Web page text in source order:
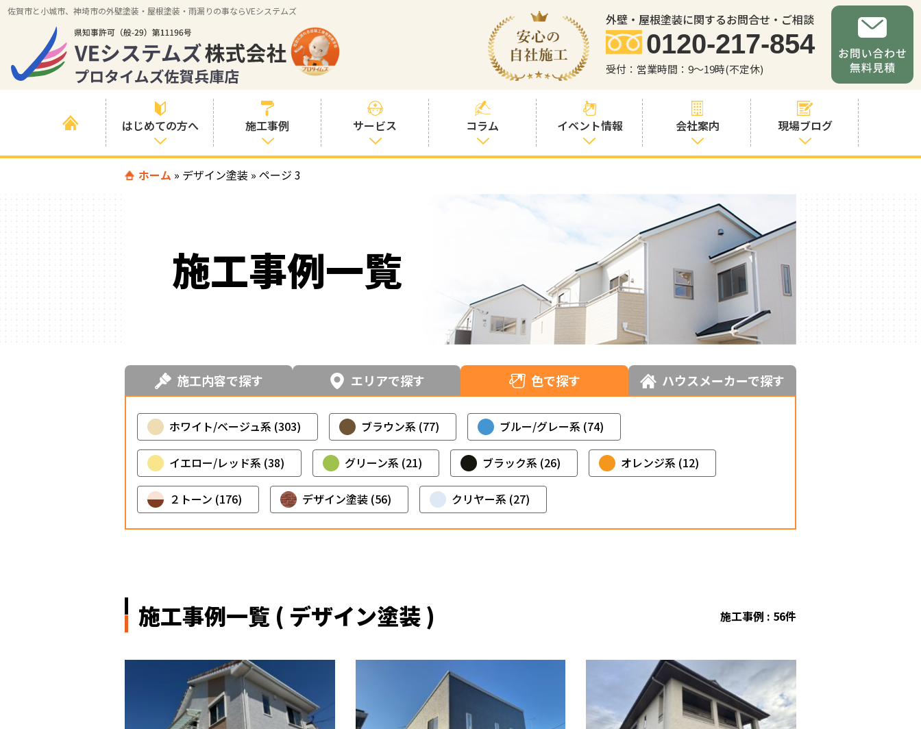
佐賀市と小城市、神埼市の外壁塗装・屋根塗装・雨漏りの事ならVEシステムズ
外壁・屋根塗装に関するお問合せ・ご相談
0120-217-854
受付：営業時間：9～19時(不定休)
はじめての方へ
はじめて外壁塗
いる方へ
喜んでいただけ
る３つの理由
施工事例
すべての事例
色の事例
サービス
お客様との交流
を大切に
保証・点検
コラム イベント情報 会社案内
職人・スタッフ
紹介
お問い合わせか
らの流れ
よくあるご質問
現場ブログ
ホーム » デザイン塗装 » ページ 3
施工事例一覧
施工内容で探す エリアで探す 色で探す ハウスメーカーで探す
ホワイト/ベージュ系 (303) ブラウン系 (77) ブルー/グレー系 (74)
イエロー/レッド系 (38) グリーン系 (21) ブラック系 (26) オレンジ系 (12)
２トーン (176) デザイン塗装 (56) クリヤー系 (27)
施工事例一覧 ( デザイン塗装 ) 施工事例 : 56件